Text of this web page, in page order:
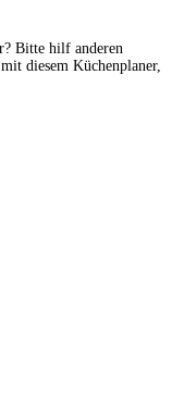
Bitte hilf anderen
diesem Küchenplaner,